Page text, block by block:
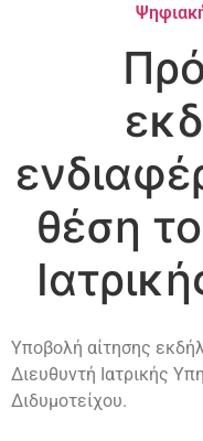
θέση
Υποβολή αίτησης
Διευθυντή Ιατρικής
Διδυμοτείχου.